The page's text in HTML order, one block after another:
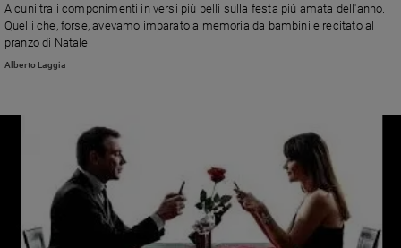
Ambiente
e
settimana
Alcuni tra i componimenti in versi più belli sulla festa più amata dell'anno.
Quelli che, forse, avevamo imparato a memoria da bambini e recitato al
pranzo di Natale.
Alberto Laggia